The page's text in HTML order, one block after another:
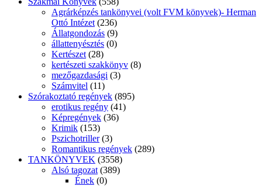
Agrárképzés tankönyvei (volt FVM könyvek)- Herman
Ottó Intézet (236)
Állatgondozás (9)
állattenyésztés (0)
Kertészet (28)
kertészeti szakkönyv (8)
mezőgazdasági (3)
Számvitel (11)
Szórakoztató regények (895)
erotikus regény (41)
Képregények (36)
Krimik (153)
Pszichotriller (3)
Romantikus regények (289)
TANKÖNYVEK (3558)
Alsó tagozat (389)
Ének (0)